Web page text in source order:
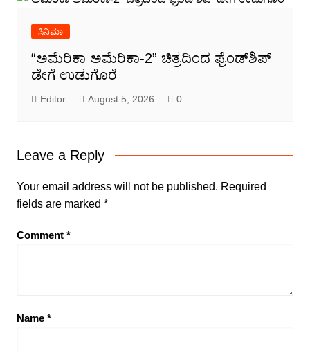
ಸಿನಿಮಾ
“ಅಮೆರಿಕಾ ಅಮೆರಿಕಾ-2” ಚಿತ್ರದಿಂದ ಫ್ರೆಂಡ್‍ಶಿಪ್
ಡೇಗೆ ಉಡುಗೊರೆ
Editor August 5, 2026 0
Leave a Reply
Your email address will not be published. Required
fields are marked *
Comment *
Name *